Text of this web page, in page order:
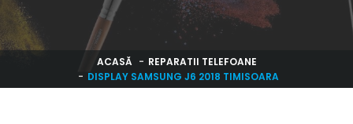
ACASĂ
REPARATII TELEFOANE
DISPLAY SAMSUNG J6 2018 TIMISOARA